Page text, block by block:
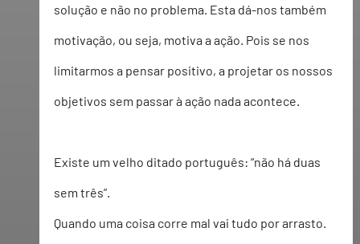
solução e não no problema. Esta dá-nos também
motivação, ou seja, motiva a ação. Pois se nos
limitarmos a pensar positivo, a projetar os nossos
objetivos sem passar à ação nada acontece.
Existe um velho ditado português: “não há duas
sem três”.
Quando uma coisa corre mal vai tudo por arrasto.